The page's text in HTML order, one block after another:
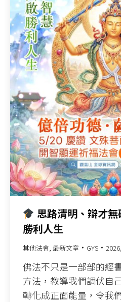
思路清明、辯才
勝利人生
其他法會 最新文章 GYS
佛法不只是一部部的經
方法，教導我們調伏自
轉化成正面能量，令我